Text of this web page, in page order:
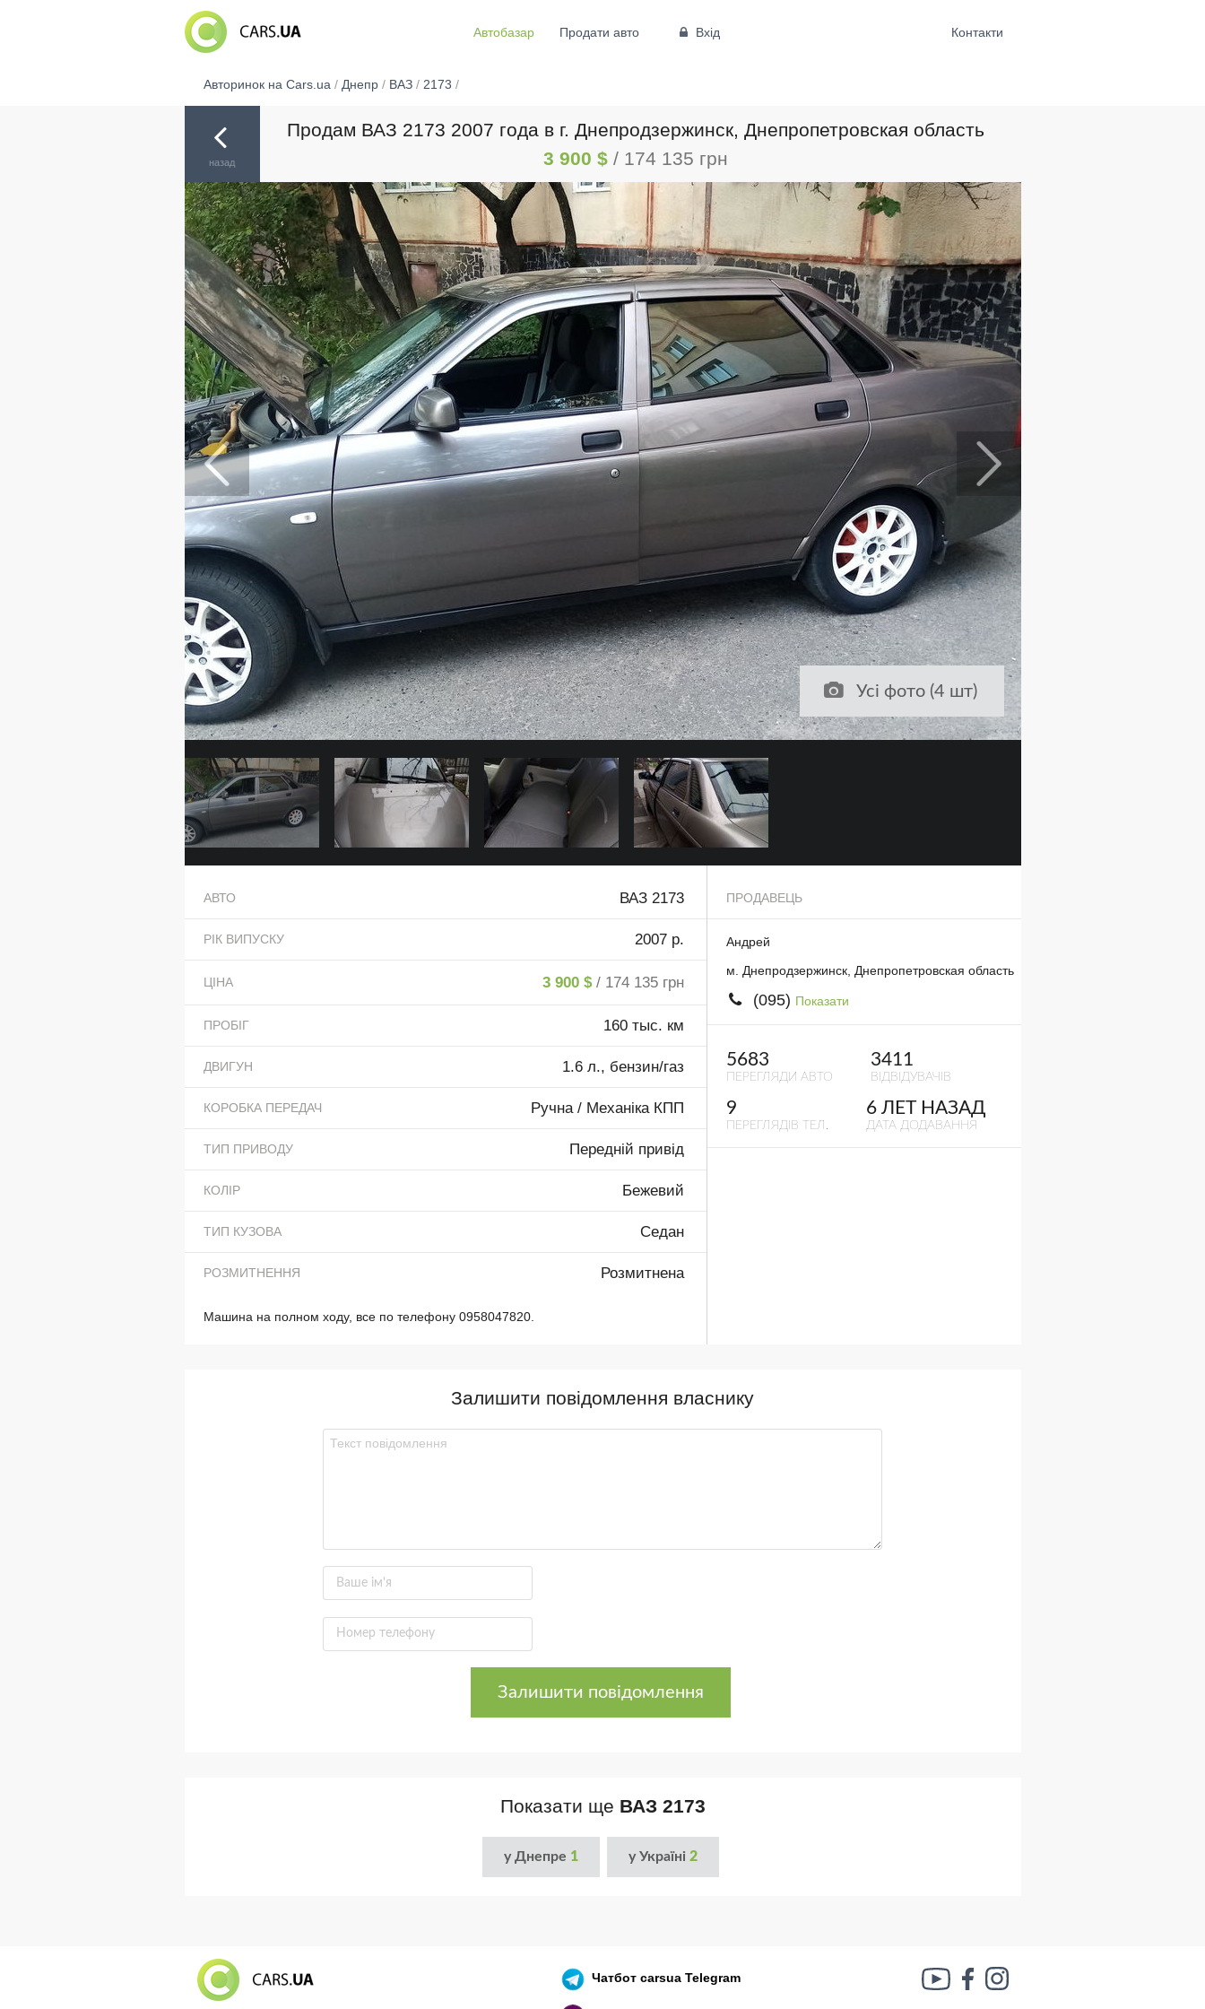
Автобазар Продати авто Вхід Контакти
Авторинок на Cars.ua / Днепр/ ВАЗ/ 2173 /
назад
Продам ВАЗ 2173 2007 года в г. Днепродзержинск, Днепропетровская область
3 900 $ / 174 135 грн
Усі фото (4 шт)
АВТО ВАЗ 2173
РІК ВИПУСКУ 2007 р.
ЦІНА 3 900 $ / 174 135 грн
ПРОБІГ 160 тыс. км
ДВИГУН 1.6 л., бензин/газ
КОРОБКА ПЕРЕДАЧ Ручна / Механіка КПП
ТИП ПРИВОДУ Передній привід
КОЛІР Бежевий
ТИП КУЗОВА Седан
РОЗМИТНЕННЯ Розмитнена
Машина на полном ходу, все по телефону 0958047820.
ПРОДАВЕЦЬ
Андрей
м. Днепродзержинск, Днепропетровская область
(095) Показати
5683
ПЕРЕГЛЯДИ АВТО
3411
ВІДВІДУВАЧІВ
9
ПЕРЕГЛЯДІВ ТЕЛ.
6 ЛЕТ НАЗАД
ДАТА ДОДАВАННЯ
Залишити повідомлення власнику
Залишити повідомлення
Показати ще ВАЗ 2173
у Днепре 1 у Україні 2
Чатботcarsua Telegram